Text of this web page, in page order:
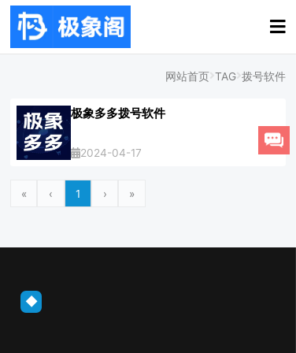
网站首页 TAG 拨号软件
极象多多拨号软件
2024-04-17
« ‹ 1 › »
◆